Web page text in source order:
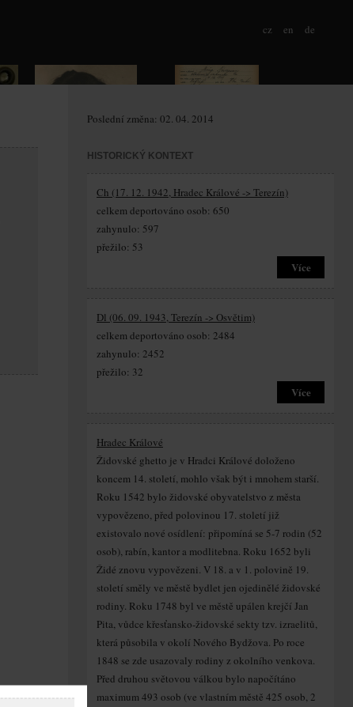
cz en de
Poslední změna: 02. 04. 2014
HISTORICKÝ KONTEXT
Ch (17. 12. 1942, Hradec Králové -> Terezín)
celkem deportováno osob: 650
zahynulo: 597
přežilo: 53
Více
Dl (06. 09. 1943, Terezín -> Osvětim)
celkem deportováno osob: 2484
zahynulo: 2452
přežilo: 32
Více
Hradec Králové
Židovské ghetto je v Hradci Králové doloženo
koncem 14. století, mohlo však být i mnohem starší.
Roku 1542 bylo židovské obyvatelstvo z města
vypovězeno, před polovinou 17. století již
existovalo nové osídlení: připomíná se 5-7 rodin (52
osob), rabín, kantor a modlitebna. Roku 1652 byli
Židé znovu vypovězeni. V 18. a v 1. polovině 19.
století směly ve městě bydlet jen ojedinělé židovské
rodiny. Roku 1748 byl ve městě upálen krejčí Jan
Pita, vůdce křesťansko-židovské sekty tzv. izraelitů,
která působila v okolí Nového Bydžova. Po roce
1848 se zde usazovaly rodiny z okolního venkova.
Před druhou světovou válkou bylo napočítáno
maximum 493 osob (ve vlastním městě 425 osob, 2